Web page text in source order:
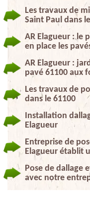
Les travaux de
Saint Paul dans
AR Elagueur : le
en place les
AR Elagueur :
pavé 61100 aux
Les travaux de
dans le 61100
Installation
Elagueur
Entreprise de
Elagueur établit
Pose de dallage
avec notre